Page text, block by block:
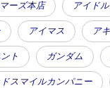
ーズ本店 アイドル
アイマス ア
ト ガンダム
ドスマイルカンパニー